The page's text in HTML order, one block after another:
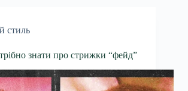
стиль
знати про стрижки “фейд”